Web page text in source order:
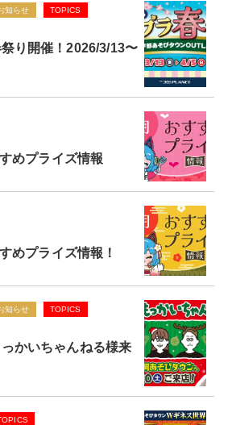
知らせ TOPICS
り開催！2026/3/13〜
めプライズ情報
めプライズ情報！
知らせ TOPICS
かいちゃんねる様来